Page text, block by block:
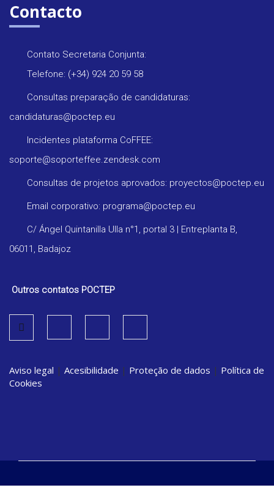
Contacto
Contato Secretaria Conjunta:
Telefone: (+34) 924 20 59 58
Consultas preparação de candidaturas:
candidaturas@poctep.eu
Incidentes plataforma CoFFEE:
soporte@soporteffee.zendesk.com
Consultas de projetos aprovados: proyectos@poctep.eu
Email corporativo: programa@poctep.eu
C/ Ángel Quintanilla Ulla n°1, portal 3 | Entreplanta B,
06011, Badajoz
Outros contatos POCTEP
Aviso legal | Acesibilidade | Proteção de dados | Política de
Cookies